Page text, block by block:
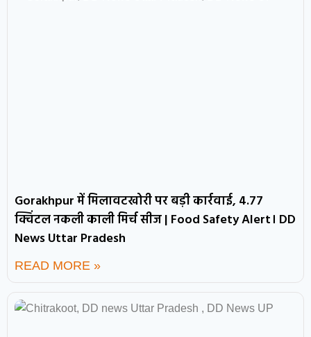
Gorakhpur में मिलावटखोरी पर बड़ी कार्रवाई, 4.77
क्विंटल नकली काली मिर्च सीज | Food Safety Alert। DD
News Uttar Pradesh
READ MORE »